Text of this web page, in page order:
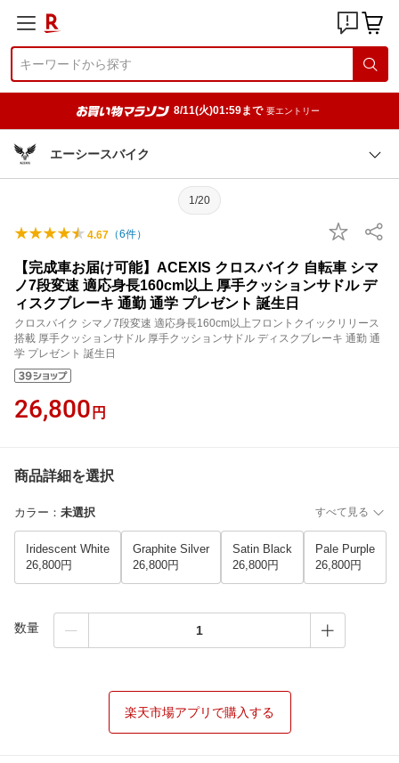
8/11(火)01:59まで 要エントリー
エーシースバイク
1/20
4.67 （6件）
【完成車お届け可能】ACEXIS クロスバイク 自転車 シマ
ノ7段変速 適応身長160cm以上 厚手クッションサドル デ
ィスクブレーキ 通勤 通学 プレゼント 誕生日
クロスバイク シマノ7段変速 適応身長160cm以上フロントクイックリリース
搭載 厚手クッションサドル 厚手クッションサドル ディスクブレーキ 通勤 通
学 プレゼント 誕生日
26,800 円
商品詳細を選択
カラー ： 未選択 すべて見る
Iridescent White
26,800円
Graphite Silver
26,800円
Satin Black
26,800円
Pale Purple
26,800円
数量
楽天市場アプリで購入する